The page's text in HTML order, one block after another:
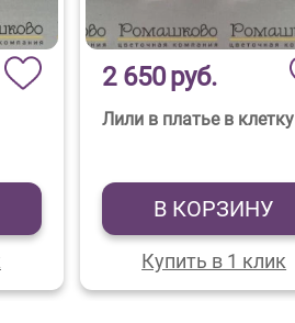
2 650руб.
Лили в платье в клетку
В КОРЗИНУ
Купить в 1 клик